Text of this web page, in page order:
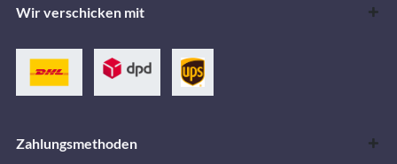
Wir verschicken mit
Zahlungsmethoden